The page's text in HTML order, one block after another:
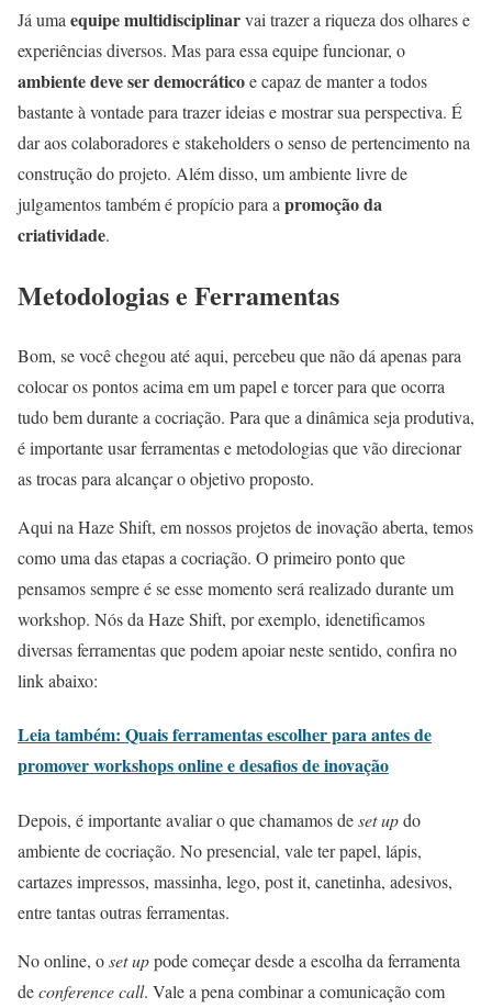
Já umaequipe multidisciplinarvai trazer a riqueza dos olhares e
experiências diversos. Mas para essa equipe funcionar, o
ambiente deve ser democráticoe capaz de manter a todos
bastante à vontade para trazer ideias e mostrar sua perspectiva. É
dar aos colaboradores e stakeholders o senso de pertencimento na
construção do projeto. Além disso, um ambiente livre de
julgamentos também é propício para apromoção da
criatividade.
Metodologias e Ferramentas
Bom, se você chegou até aqui, percebeu que não dá apenas para
colocar os pontos acima em um papel e torcer para que ocorra
tudo bem durante a cocriação. Para que a dinâmica seja produtiva,
é importante usar ferramentas e metodologias que vão direcionar
as trocas para alcançar o objetivo proposto.
Aqui na Haze Shift, em nossos projetos de inovação aberta, temos
como uma das etapas a cocriação. O primeiro ponto que
pensamos sempre é se esse momento será realizado durante um
workshop. Nós da Haze Shift, por exemplo, idenetificamos
diversas ferramentas que podem apoiar neste sentido, confira no
link abaixo:
Leia também: Quais ferramentas escolher para antes de
promover workshops online e desafios de inovação
Depois, é importante avaliar o que chamamos deset updo
ambiente de cocriação. No presencial, vale ter papel, lápis,
cartazes impressos, massinha, lego, post it, canetinha, adesivos,
entre tantas outras ferramentas.
No online, oset uppode começar desde a escolha da ferramenta
deconference call. Vale a pena combinar a comunicação com